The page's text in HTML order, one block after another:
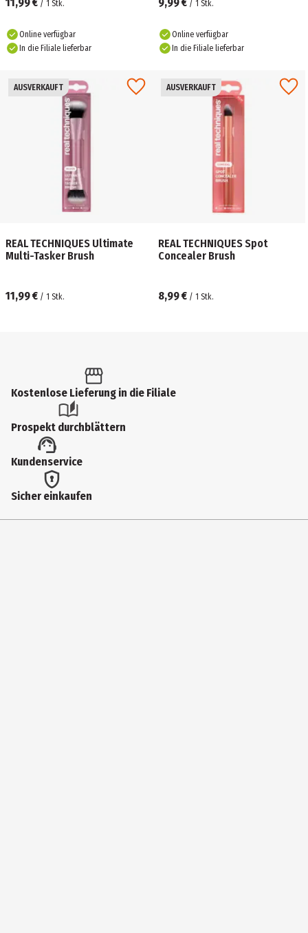
/ 1 Stk.
Online verfügbar
In die Filiale lieferbar
/ 1 Stk.
Online verfügbar
In die Filiale lieferbar
AUSVERKAUFT
REAL TECHNIQUES Ultimate
Multi-Tasker Brush
11,99 € / 1 Stk.
AUSVERKAUFT
REAL TECHNIQUES Spot
Concealer Brush
8,99 € / 1 Stk.
Kostenlose Lieferung in die Filiale
Prospekt durchblättern
Kundenservice
Sicher einkaufen